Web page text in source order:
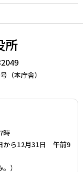
所
（本庁舎）
時
から12月31日 午前9
）